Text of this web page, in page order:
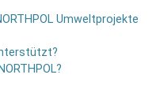
Umweltprojekte